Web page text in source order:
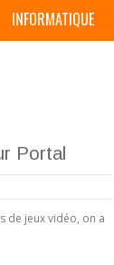
INFORMATIQUE
Portal
de jeux vidéo, on a